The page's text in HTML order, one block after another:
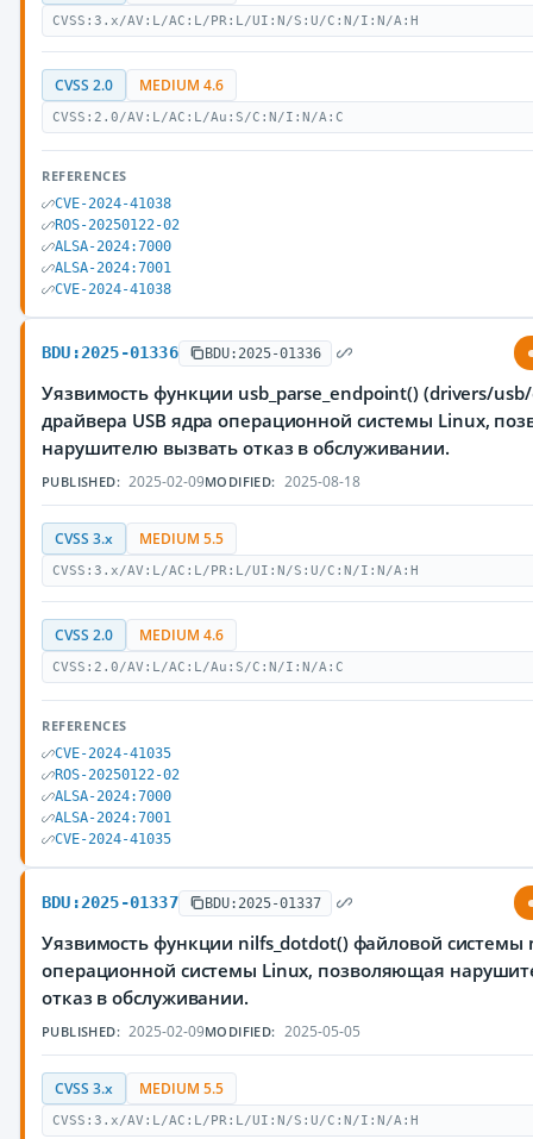
CVSS:3.x/AV:L/AC:L/PR:L/UI:N/S:U/C:N/I:N/A:H
CVSS 2.0 MEDIUM 4.6
CVSS:2.0/AV:L/AC:L/Au:S/C:N/I:N/A:C
REFERENCES
CVE-2024-41038
ROS-20250122-02
ALSA-2024:7000
ALSA-2024:7001
CVE-2024-41038
BDU:2025-01336 BDU:2025-01336
Уязвимость функции usb_parse_endpoint() (drivers/
драйвера USB ядра операционной системы Linux,
нарушителю вызвать отказ в обслуживании.
PUBLISHED: 2025-02-09MODIFIED: 2025-08-18
CVSS 3.x MEDIUM 5.5
CVSS:3.x/AV:L/AC:L/PR:L/UI:N/S:U/C:N/I:N/A:H
CVSS 2.0 MEDIUM 4.6
CVSS:2.0/AV:L/AC:L/Au:S/C:N/I:N/A:C
REFERENCES
CVE-2024-41035
ROS-20250122-02
ALSA-2024:7000
ALSA-2024:7001
CVE-2024-41035
BDU:2025-01337 BDU:2025-01337
Уязвимость функции nilfs_dotdot() файловой системы
операционной системы Linux, позволяющая
отказ в обслуживании.
PUBLISHED: 2025-02-09MODIFIED: 2025-05-05
CVSS 3.x MEDIUM 5.5
CVSS:3.x/AV:L/AC:L/PR:L/UI:N/S:U/C:N/I:N/A:H